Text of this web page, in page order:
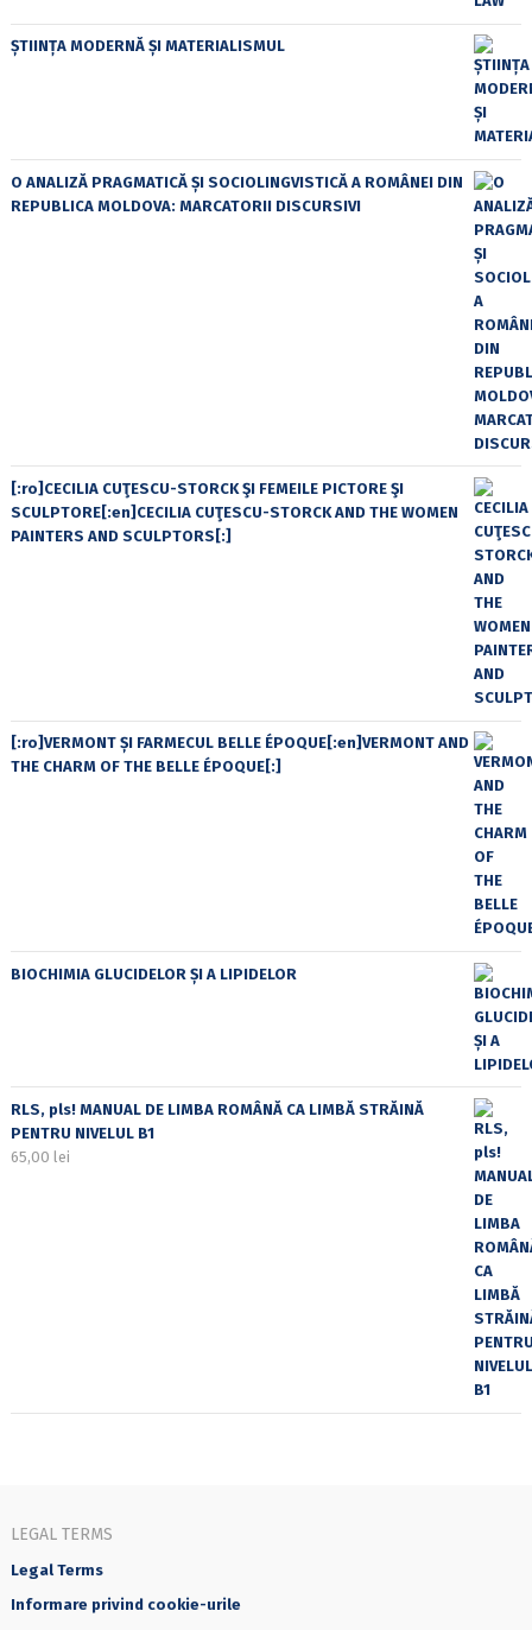
ȘTIINȚA MODERNĂ ȘI MATERIALISMUL
O ANALIZĂ PRAGMATICĂ ȘI SOCIOLINGVISTICĂ A ROMÂNEI DIN
REPUBLICA MOLDOVA: MARCATORII DISCURSIVI
[:ro]CECILIA CUŢESCU-STORCK ŞI FEMEILE PICTORE ŞI
SCULPTORE[:en]CECILIA CUŢESCU-STORCK AND THE WOMEN
PAINTERS AND SCULPTORS[:]
[:ro]VERMONT ȘI FARMECUL BELLE ÉPOQUE[:en]VERMONT AND
THE CHARM OF THE BELLE ÉPOQUE[:]
BIOCHIMIA GLUCIDELOR ȘI A LIPIDELOR
RLS, pls! MANUAL DE LIMBA ROMÂNĂ CA LIMBĂ STRĂINĂ
PENTRU NIVELUL B1
65,00 lei
LEGAL TERMS
Legal Terms
Informare privind cookie-urile